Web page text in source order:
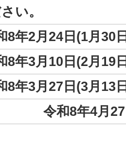
い。
8年2月24日(1月30
8年3月10日(2月19
8年3月27日(3月13
令和8年4月